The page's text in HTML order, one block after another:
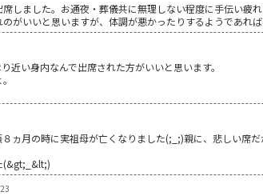
しました。お通夜・葬儀共に無理しない程度に手伝い疲れ
がいいと思いますが、体調が悪かったりするようであれば
近い身内なんで出席された方がいいと思います。
ヵ月の時に実祖母が亡くなりました(;_;)親に、悲しい席
(&gt;_&lt;)